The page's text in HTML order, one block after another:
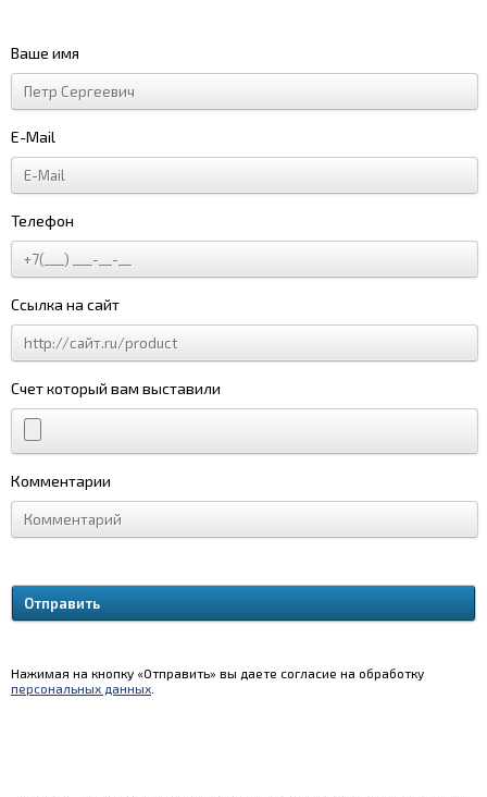
Ваше имя
E-Mail
Телефон
Ссылка на сайт
Счет который вам выставили
Комментарии
Нажимая на кнопку «Отправить» вы даете согласие на обработку
персональных данных